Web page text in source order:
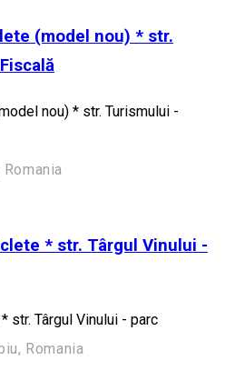
(model nou) * str.
nou) * str. Turismului -
* str. Târgul Vinului -
str. Târgul Vinului - parc
Romania